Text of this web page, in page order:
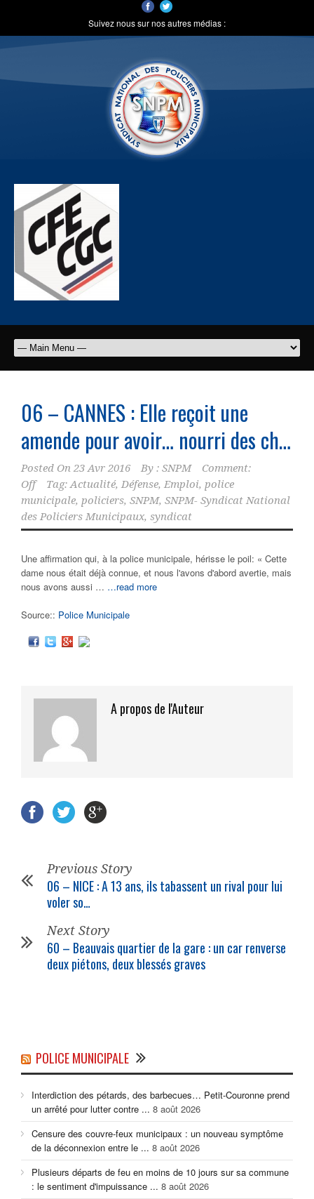
Suivez nous sur nos autres médias :
06 – CANNES : Elle reçoit une
amende pour avoir… nourri des ch…
Posted On 23 Avr 2016 By : SNPM
Comment:
Off
Tag:Actualité, Défense, Emploi, police
municipale, policiers, SNPM, SNPM- Syndicat National
des Policiers Municipaux, syndicat
Une affirmation qui, à la police municipale, hérisse le poil: « Cette
dame nous était déjà connue, et nous l'avons d'abord avertie, mais
nous avons aussi … …read more
Source:: Police Municipale
A propos de l'Auteur
Previous Story
06 – NICE : A 13 ans, ils tabassent un rival pour lui
voler so…
Next Story
60 – Beauvais quartier de la gare : un car renverse
deux piétons, deux blessés graves
POLICE MUNICIPALE
Interdiction des pétards, des barbecues… Petit-Couronne prend
un arrêté pour lutter contre ... 8 août 2026
Censure des couvre-feux municipaux : un nouveau symptôme
de la déconnexion entre le ... 8 août 2026
Plusieurs départs de feu en moins de 10 jours sur sa commune
: le sentiment d'impuissance ... 8 août 2026